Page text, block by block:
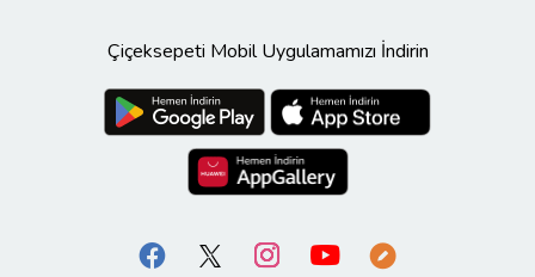
Çiçeksepeti Mobil Uygulamamızı İndirin